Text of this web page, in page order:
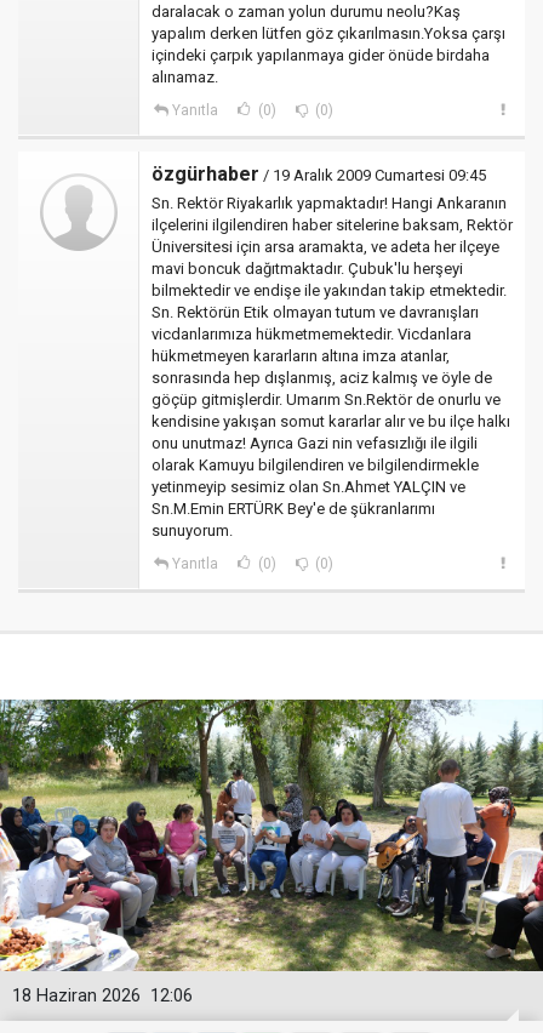
daralacak o zaman yolun durumu neolu?Kaş
yapalım derken lütfen göz çıkarılmasın.Yoksa çarşı
içindeki çarpık yapılanmaya gider önüde birdaha
alınamaz.
Yanıtla (0) (0)
özgürhaber / 19 Aralık 2009 Cumartesi 09:45
Sn. Rektör Riyakarlık yapmaktadır! Hangi Ankaranın
ilçelerini ilgilendiren haber sitelerine baksam, Rektör
Üniversitesi için arsa aramakta, ve adeta her ilçeye
mavi boncuk dağıtmaktadır. Çubuk'lu herşeyi
bilmektedir ve endişe ile yakından takip etmektedir.
Sn. Rektörün Etik olmayan tutum ve davranışları
vicdanlarımıza hükmetmemektedir. Vicdanlara
hükmetmeyen kararların altına imza atanlar,
sonrasında hep dışlanmış, aciz kalmış ve öyle de
göçüp gitmişlerdir. Umarım Sn.Rektör de onurlu ve
kendisine yakışan somut kararlar alır ve bu ilçe halkı
onu unutmaz! Ayrıca Gazi nin vefasızlığı ile ilgili
olarak Kamuyu bilgilendiren ve bilgilendirmekle
yetinmeyip sesimiz olan Sn.Ahmet YALÇIN ve
Sn.M.Emin ERTÜRK Bey'e de şükranlarımı
sunuyorum.
Yanıtla (0) (0)
12:06
18 Haziran 2026